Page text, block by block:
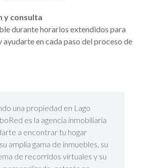
y consulta
durante horarios extendidos para
en cada paso del proceso de
una propiedad en Lago
es la agencia inmobiliaria
a encontrar tu hogar
amplia gama de inmuebles, su
de recorridos virtuales y su